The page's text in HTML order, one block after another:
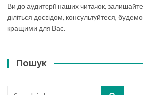
Ви до аудиторії наших читачок, залишайте
діліться досвідом, консультуйтеся,
кращими для Вас.
Пошук